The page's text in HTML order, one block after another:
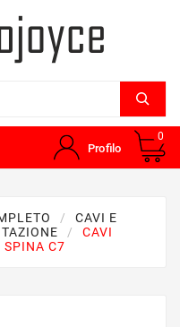
Profilo
0
CAVI E
CAVI
SPINA C7